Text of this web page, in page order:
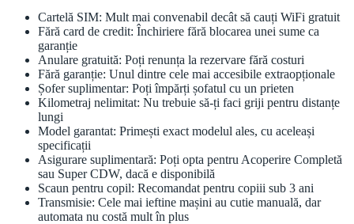
Cartelă SIM: Mult mai convenabil decât să cauți WiFi gratuit
Fără card de credit: Închiriere fără blocarea unei sume ca
garanție
Anulare gratuită: Poți renunța la rezervare fără costuri
Fără garanție: Unul dintre cele mai accesibile extraopționale
Șofer suplimentar: Poți împărți șofatul cu un prieten
Kilometraj nelimitat: Nu trebuie să-ți faci griji pentru distanțe
lungi
Model garantat: Primești exact modelul ales, cu aceleași
specificații
Asigurare suplimentară: Poți opta pentru Acoperire Completă
sau Super CDW, dacă e disponibilă
Scaun pentru copil: Recomandat pentru copiii sub 3 ani
Transmisie: Cele mai ieftine mașini au cutie manuală, dar
automata nu costă mult în plus